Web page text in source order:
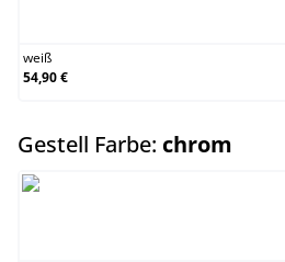
weiß
54,90 €
Gestell Farbe: chrom